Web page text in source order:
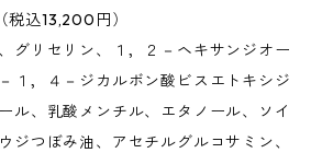
税込13,200円）
グリセリン、１，２－ヘキサンジオー
１，４－ジカルボン酸ビスエトキシジ
ル、乳酸メンチル、エタノール、ソイ
ジつぼみ油、アセチルグルコサミン、